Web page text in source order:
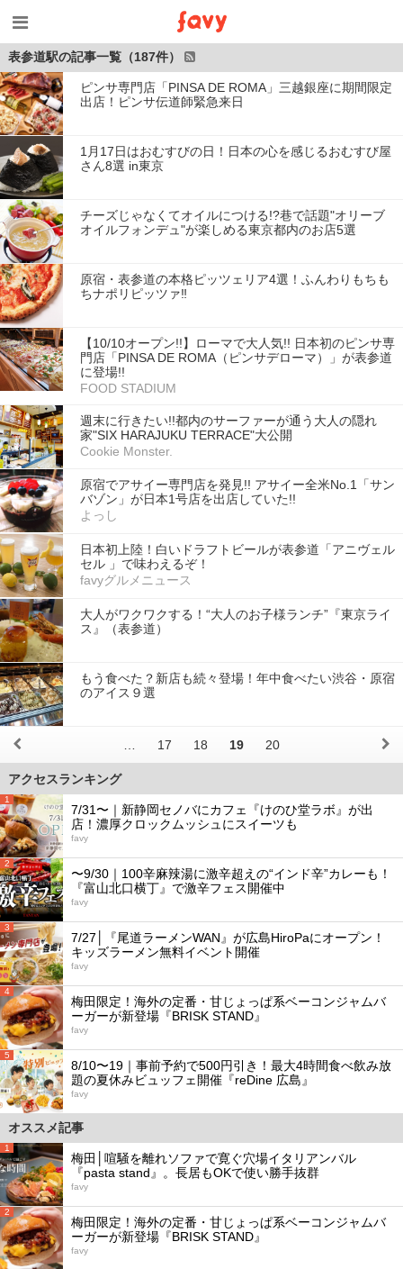
表参道駅の記事一覧（187件）
ピンサ専門店「PINSA DE ROMA」三越銀座に期間限定
出店！ピンサ伝道師緊急来日
1月17日はおむすびの日！日本の心を感じるおむすび屋
さん8選 in東京
チーズじゃなくてオイルにつける!?巷で話題"オリーブ
オイルフォンデュ"が楽しめる東京都内のお店5選
原宿・表参道の本格ピッツェリア4選！ふんわりもちも
ちナポリピッツァ‼︎
【10/10オープン!!】ローマで大人気!! 日本初のピンサ専
門店「PINSA DE ROMA（ピンサデローマ）」が表参道
に登場!!
FOOD STADIUM
週末に行きたい!!都内のサーファーが通う大人の隠れ
家"SIX HARAJUKU TERRACE"大公開
Cookie Monster.
原宿でアサイー専門店を発見!! アサイー全米No.1「サン
バゾン」が日本1号店を出店していた!!
よっし
日本初上陸！白いドラフトビールが表参道「アニヴェル
セル 」で味わえるぞ！
favyグルメニュース
大人がワクワクする！“大人のお子様ランチ”『東京ライ
ス』（表参道）
もう食べた？新店も続々登場！年中食べたい渋谷・原宿
のアイス９選
17 18 19 20
アクセスランキング
1
7/31〜｜新静岡セノバにカフェ『けのひ堂ラボ』が出
店！濃厚クロックムッシュにスイーツも
favy
2
〜9/30｜100辛麻辣湯に激辛超えの“インド辛”カレーも！
『富山北口横丁』で激辛フェス開催中
favy
3
7/27│『尾道ラーメンWAN』が広島HiroPaにオープン！
キッズラーメン無料イベント開催
favy
4
梅田限定！海外の定番・甘じょっぱ系ベーコンジャムバ
ーガーが新登場『BRISK STAND』
favy
5
8/10〜19｜事前予約で500円引き！最大4時間食べ飲み放
題の夏休みビュッフェ開催『reDine 広島』
favy
オススメ記事
1
梅田│喧騒を離れソファで寛ぐ穴場イタリアンバル
『pasta stand』。長居もOKで使い勝手抜群
favy
2
梅田限定！海外の定番・甘じょっぱ系ベーコンジャムバ
ーガーが新登場『BRISK STAND』
favy